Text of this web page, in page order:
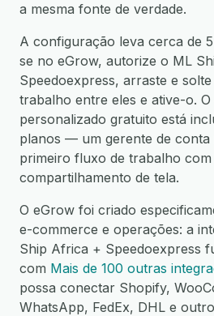
a mesma fonte de verdade.
A configuração leva cerca de
se no eGrow, autorize o ML
Speedoexpress, arraste e
trabalho entre eles e ative-o.
personalizado gratuito está
planos — um gerente de conta
primeiro fluxo de trabalho
compartilhamento de tela.
O eGrow foi criado
e-commerce e operações: a
Ship Africa + Speedoexpress
com Mais de 100 outras
possa conectar Shopify,
WhatsApp, FedEx, DHL e